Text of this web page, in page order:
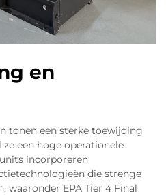
en
tonen een sterke toewijding
een hoge operationele
incorporeren
die strenge
waaronder EPA Tier 4 Final